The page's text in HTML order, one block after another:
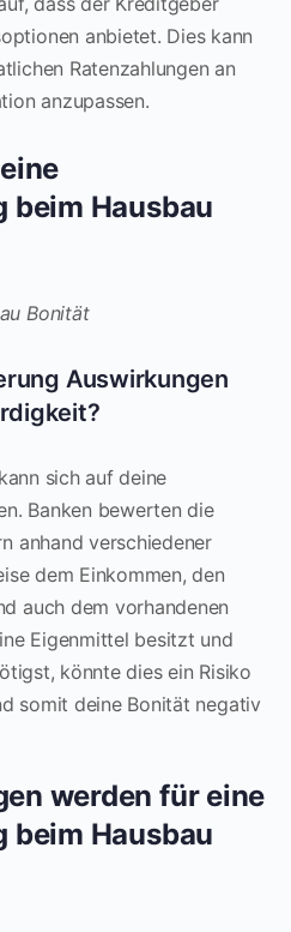
anbietet. Dies kann
Ratenzahlungen an
anzupassen.
Hausbau
Auswirkungen
sich auf deine
Banken bewerten die
anhand verschiedener
dem Einkommen, den
auch dem vorhandenen
Eigenmittel besitzt und
könnte dies ein Risiko
somit deine Bonität negativ
werden für eine
Hausbau